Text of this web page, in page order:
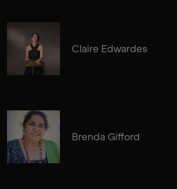
Claire Edwardes
Brenda Gifford